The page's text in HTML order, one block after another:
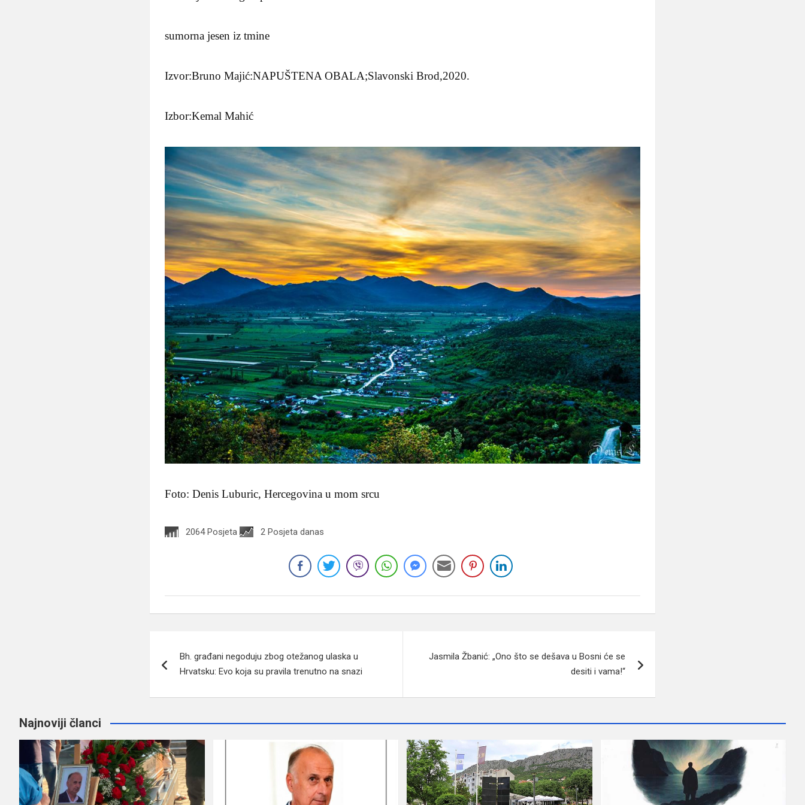
sumorna jesen iz tmine
Izvor:Bruno Majić:NAPUŠTENA OBALA;Slavonski Brod,2020.
Izbor:Kemal Mahić
Foto: Denis Luburic, Hercegovina u mom srcu
2064 Posjeta 2 Posjeta danas
članaka
Bh. građani negoduju zbog otežanog ulaska u
Hrvatsku: Evo koja su pravila trenutno na snazi
Jasmila Žbanić: „Ono što se dešava u Bosni će se
desiti i vama!“
Najnoviji članci